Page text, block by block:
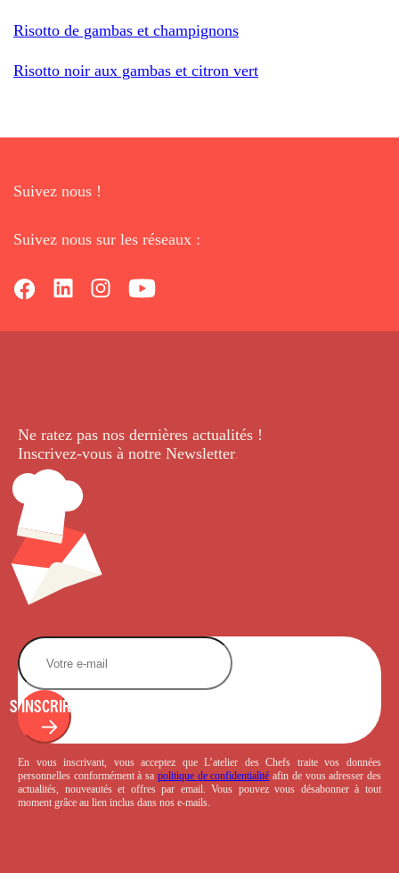
Risotto de gambas et champignons
Risotto noir aux gambas et citron vert
Suivez nous !
Suivez nous sur les réseaux :
Ne ratez pas nos dernières actualités !
Inscrivez-vous à notre Newsletter.
S'INSCRIRE
En vous inscrivant, vous acceptez que L’atelier des Chefs traite vos données
personnelles conformément à sa politique de confidentialité afin de vous adresser des
actualités, nouveautés et offres par email. Vous pouvez vous désabonner à tout
moment grâce au lien inclus dans nos e-mails.